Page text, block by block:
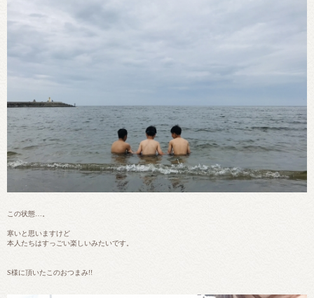
この状態…。
寒いと思いますけど
本人たちはすっごい楽しいみたいです。
S様に頂いたこのおつまみ!!